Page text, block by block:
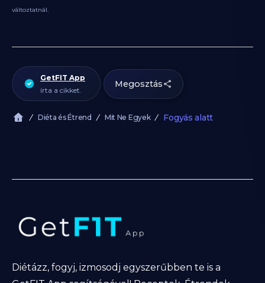
Diétázz, fogyj, izmosodj egyszerűbben te is a
változtatnál.
GetFIT App
írta a cikket.
Megosztás
Diéta és Étrend Mit Ne Egyek Fogyás alatt